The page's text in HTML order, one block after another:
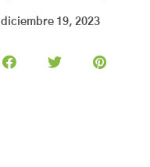
diciembre 19, 2023